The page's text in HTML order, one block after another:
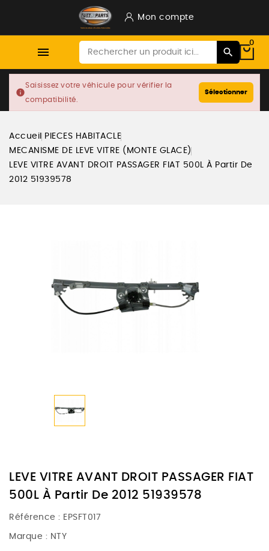
Mon compte

0
info
Saisissez votre véhicule pour vérifier la
compatibilité.
Sélectionner
Accueil
PIECES HABITACLE
MECANISME DE LEVE VITRE (MONTE GLACE)
LEVE VITRE AVANT DROIT PASSAGER FIAT 500L À Partir De
2012 51939578
LEVE VITRE AVANT DROIT PASSAGER FIAT
500L À Partir De 2012 51939578
Référence : EPSFT017
Marque : NTY